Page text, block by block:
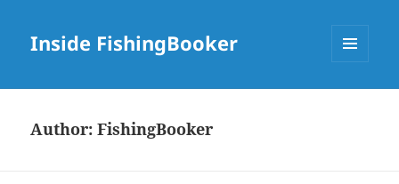
Inside FishingBooker
Author:FishingBooker